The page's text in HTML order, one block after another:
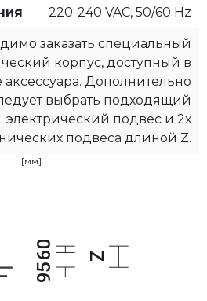
220-240 VAC, 50/60 Hz
заказать специальный
корпус, доступный в
аксессуара. Дополнительно
выбрать подходящий
электрический подвес и 2х
подвеса длиной Z.
[мм]